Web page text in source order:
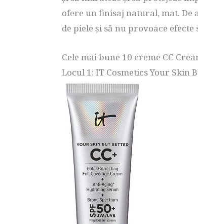
ofere un finisaj natural, mat.
de piele și să nu provoace
Cele mai bune 10 creme CC
Locul 1: IT Cosmetics Your Skin